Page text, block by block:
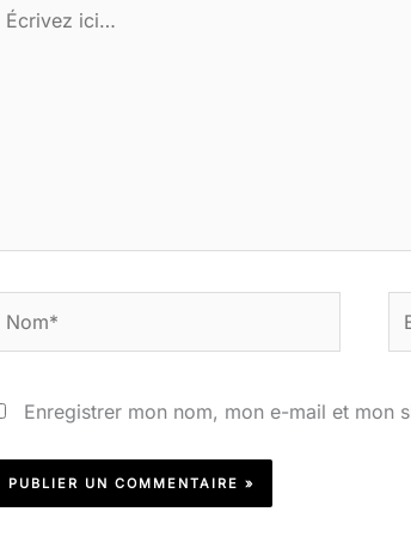
ici…
Enregistrer mon nom, mon e-mail et mon